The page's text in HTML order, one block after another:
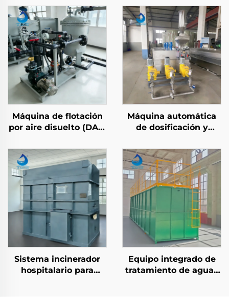
Máquina de flotación
por aire disuelto (DAF)
ampliamente aplicable
para tratamiento de
aguas residuales
Máquina automática
de dosificación y
químicos PAM/PAC en
acero inoxidable para
tratamiento de aguas
residuales industriales
Sistema incinerador
hospitalario para
Equipo integrado de
tratamiento de aguas